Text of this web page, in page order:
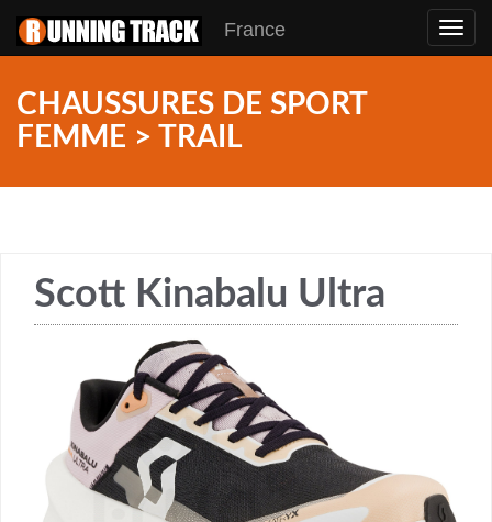
France
CHAUSSURES DE SPORT
FEMME > TRAIL
Scott Kinabalu Ultra